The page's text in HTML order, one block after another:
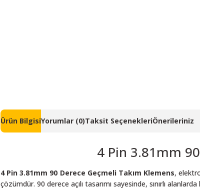
Ürün BilgisiYorumlar (0)Taksit SeçenekleriÖnerileriniz
4 Pin 3.81mm
4 Pin 3.81mm 90 Derece Geçmeli Takım Klemens,
çözümdür. 90 derece açılı tasarımı sayesinde, sınırlı